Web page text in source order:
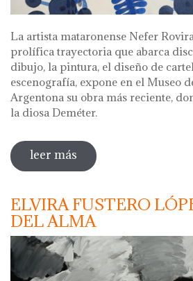
La artista mataronense Nefer
prolífica trayectoria que abarca
dibujo, la pintura, el diseño de
escenografía, expone en el Museo
Argentona su obra más reciente,
la diosa Deméter.
leer más sobre toll. nefer rovira
ELVIRA FUSTERO
DEL ALMA